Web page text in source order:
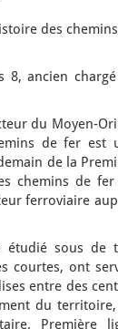
des
8, ancien
du Moyen-
de fer est
de la
chemins de
ferroviaire
étudié sous de
courtes, ont
entre des
du
Première